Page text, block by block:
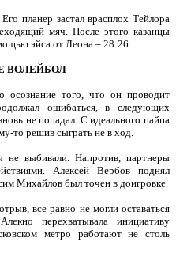
планер застал врасплох Тейлора
мяч. После этого казанцы
эйса от Леона – 28:26.
ВОЛЕЙБОЛ
осознание того, что он проводит
ошибаться, в следующих
не попадал. С идеального пайпа
то решив сыграть не в ход.
выбивали. Напротив, партнеры
Алексей Вербов поднял
Михайлов был точен в доигровке.
все равно не могли оставаться
перехватывала инициативу
метро работают не столь